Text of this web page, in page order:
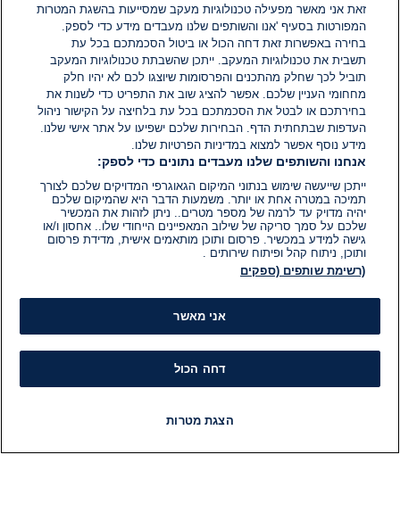
אין עדיין תגובות. היה הראשון להגיב
הוסף תגובה
זאת אני מאשר מפעילה טכנולוגיות מעקב שמסייעות בהשגת המטרות
המפורטות בסעיף 'אנו והשותפים שלנו מעבדים מידע כדי לספק.
בחירה באפשרות זאת דחה הכול או ביטול הסכמתכם בכל עת
תשבית את טכנולוגיות המעקב. ייתכן שהשבתת טכנולוגיות המעקב
תוביל לכך שחלק מהתכנים והפרסומות שיוצגו לכם לא יהיו חלק
מחחומי העניין שלכם. אפשר להציג שוב את התפריט כדי לשנות את
בחירתכם או לבטל את הסכמתכם בכל עת בלחיצה על הקישור ניהול
העדפות שבתחתית הדף. הבחירות שלכם ישפיעו על אתר אישי שלנו.
מידע נוסף אפשר למצוא במדיניות הפרטיות שלנו.
אנחנו והשותפים שלנו מעבדים נתונים כדי לספק:
ייתכן שייעשה שימוש בנתוני המיקום הגאוגרפי המדויקים שלכם לצורך
תמיכה במטרה אחת או יותר. משמעות הדבר היא שהמיקום שלכם
יהיה מדויק עד לרמה של מספר מטרים.. ניתן לזהות את המכשיר
שלכם על סמך סריקה של שילוב המאפיינים הייחודי שלו.. אחסון ו/או
גישה למידע במכשיר. פרסום ותוכן מותאמים אישית, מדידת פרסום
ותוכן, ניתוח קהל ופיתוח שירותים .
(רשימת שותפים (ספקים
אני מאשר
דחה הכול
הצגת מטרות